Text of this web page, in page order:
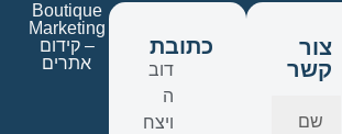
כתובת
דוב
ה
ויצח
צור
קשר
Boutique
Marketing
– קידום
אתרים